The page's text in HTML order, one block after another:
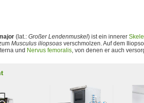
(lat.: Großer Lendenmuskel) ist ein innerer
Musculus iliopsoas verschmolzen. Auf dem
und Nervus femoralis, von denen er auch